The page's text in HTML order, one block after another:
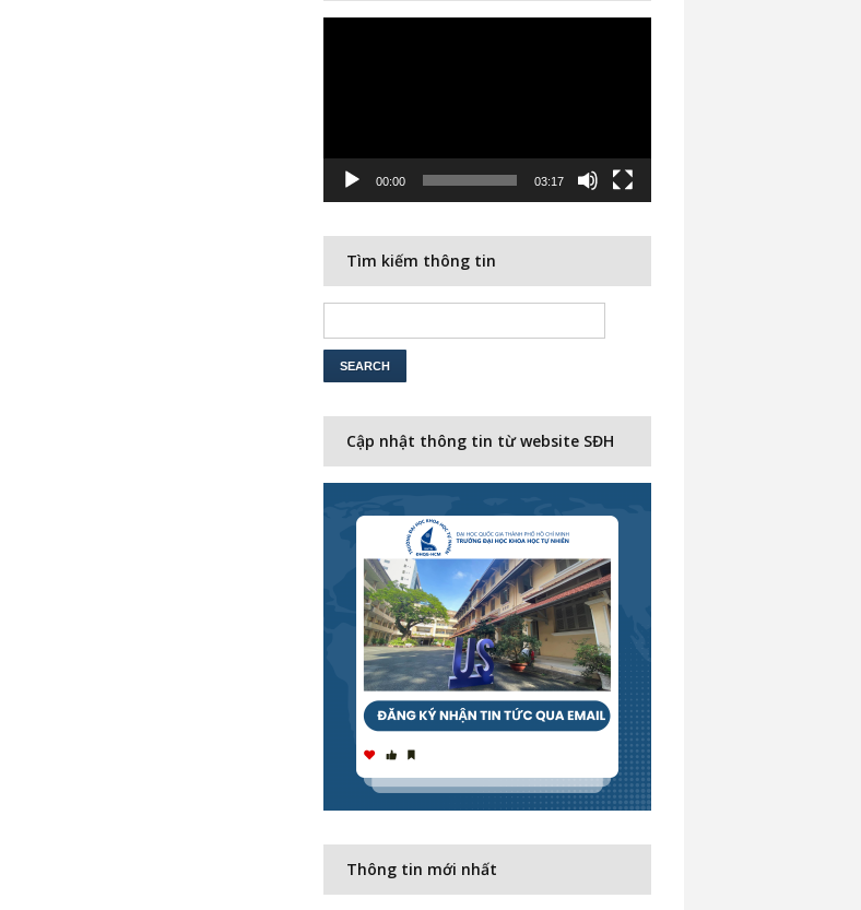
00:00 03:17
Tìm kiếm thông tin
Cập nhật thông tin từ website SĐH
Thông tin mới nhất